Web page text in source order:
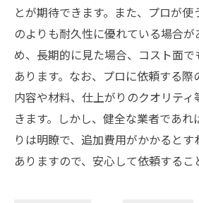
とが期待できます。また、プロが使
のよりも耐久性に優れている場合が
め、長期的に見た場合、コスト面
あります。なお、プロに依頼する
内容や材料、仕上がりのクオリティ
きます。しかし、健全な業者であれ
りは明瞭で、追加費用がかかると
ありますので、安心して依頼するこ